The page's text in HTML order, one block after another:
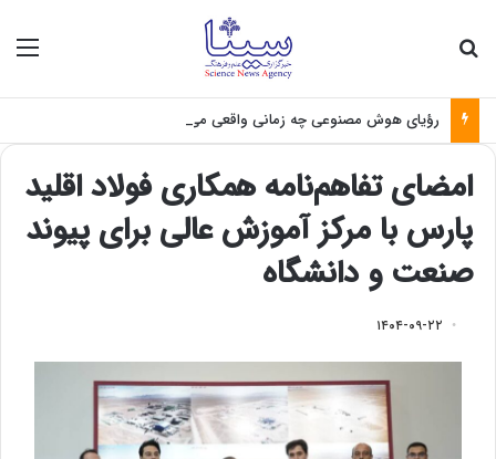
رؤیای هوش مصنوعی چه زمانی واقعی می‌شود؟
امضای تفاهم‌نامه همکاری فولاد اقلید
پارس با مرکز آموزش عالی برای پیوند
صنعت و دانشگاه
۱۴۰۴-۰۹-۲۲